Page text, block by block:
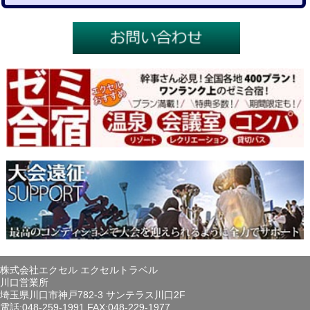
株式会社エクセル エクセルトラベル
川口営業所
埼玉県川口市神戸782-3 サンテラス川口2F
電話:048-259-1991 FAX:048-229-1977